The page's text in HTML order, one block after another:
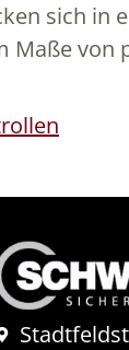
sich in
Maße